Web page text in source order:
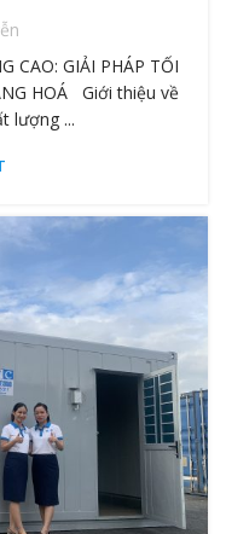
CAO: GIẢI PHÁP TỐI
HOÁ Giới thiệu về
lượng ...